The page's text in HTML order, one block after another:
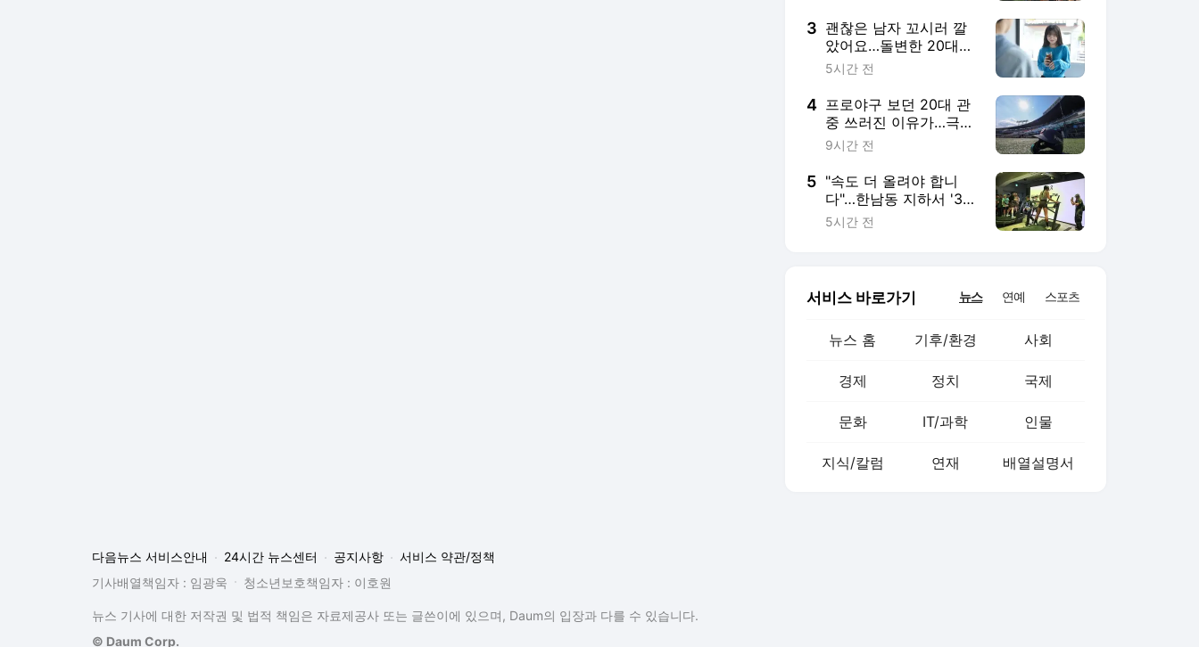
3 괜찮은 남자 꼬시러 깔
았어요…돌변한 20대女,
알고 보니 [매칭의 기술
5시간 전
4 프로야구 보던 20대 관
중 쓰러진 이유가…극한
폭염에 '경고'
9시간 전
5 "속도 더 올려야 합니
다"…한남동 지하서 '3분
전력질주'
5시간 전
서비스 바로가기 뉴스 연예 스포츠
뉴스 홈 기후/환경 사회
경제 정치 국제
문화 IT/과학 인물
지식/칼럼 연재 배열설명서
다음뉴스 서비스안내 24시간 뉴스센터 공지사항
서비스 약관/정책
기사배열책임자 : 임광욱
청소년보호책임자 : 이호원
뉴스 기사에 대한 저작권 및 법적 책임은 자료제공사 또는 글쓴이에 있으며, Daum의 입장과 다를 수 있습니다.
© Daum Corp.